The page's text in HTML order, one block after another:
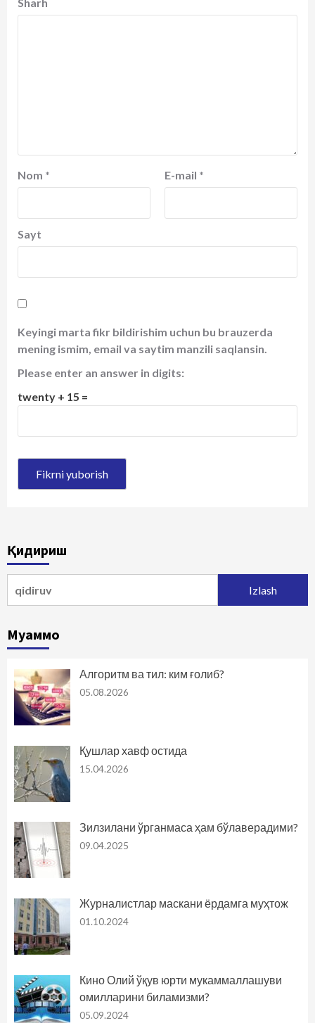
Nom * E-mail *
Sayt
Keyingi marta fikr bildirishim uchun bu brauzerda
mening ismim, email va saytim manzili saqlansin.
Please enter an answer in digits:
twenty + 15 =
Қидириш
Муаммо
Алгоритм ва тил: ким ғолиб?
05.08.2026
Қушлар хавф остида
15.04.2026
Зилзилани ўрганмаса ҳам бўлаверадими?
09.04.2025
Журналистлар маскани ёрдамга муҳтож
01.10.2024
Кино Олий ўқув юрти мукаммаллашуви
омилларини биламизми?
05.09.2024